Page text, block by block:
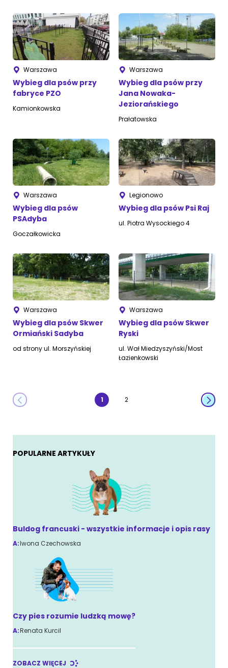
Warszawa
Wybieg dla psów przy
fabryce PZO
Kamionkowska
Warszawa
Wybieg dla psów przy
Jana Nowaka-
Jeziorańskiego
Prałatowska
Warszawa
Wybieg dla psów
PSAdyba
Goczałkowicka
Legionowo
Wybieg dla psów Psi Raj
ul. Piotra Wysockiego 4
Warszawa
Wybieg dla psów Skwer
Ormiański Sadyba
od strony ul. Morszyńskiej
Warszawa
Wybieg dla psów Skwer
Ryski
ul. Wał Miedzyszyński/Most
Łazienkowski
1 2
POPULARNE ARTYKUŁY
Buldog francuski - wszystkie informacje i opis rasy
A:Iwona Czechowska
Czy pies rozumie ludzką mowę?
A:Renata Kurcil
ZOBACZ WIĘCEJ